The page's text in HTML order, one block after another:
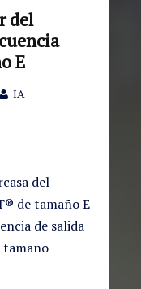
del
E
IA
del
de tamaño E
de salida
tamaño